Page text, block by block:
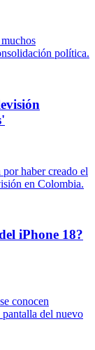
política.
haber creado el
en Colombia.
iPhone 18?
conocen
pantalla del nuevo